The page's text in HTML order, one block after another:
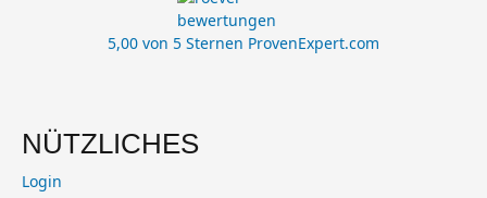
5,00 von 5 Sternen ProvenExpert.com
NÜTZLICHES
Login